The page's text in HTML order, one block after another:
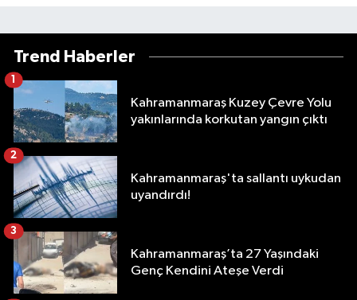
Trend Haberler
Kahramanmaraş Kuzey Çevre Yolu
yakınlarında korkutan yangın çıktı
1
Kahramanmaraş'ta sallantı uykudan
uyandırdı!
2
Kahramanmaraş’ta 27 Yaşındaki
Genç Kendini Ateşe Verdi
3